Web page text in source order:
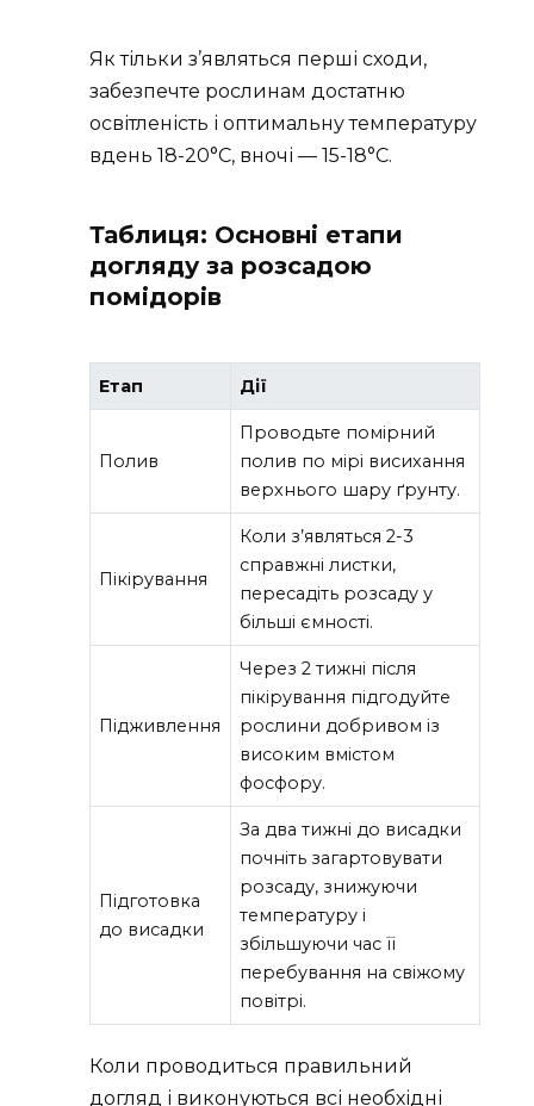
Як тільки з’являться перші сходи,
забезпечте рослинам достатню
освітленість і оптимальну температуру
вдень 18-20°C, вночі — 15-18°C.
Таблиця: Основні етапи
догляду за розсадою
помідорів
Етап Дії
Полив
Проводьте помірний
полив по мірі висихання
верхнього шару ґрунту.
Пікірування
Коли з’являться 2-3
справжні листки,
пересадіть розсаду у
більші ємності.
Підживлення
Через 2 тижні після
пікірування підгодуйте
рослини добривом із
високим вмістом
фосфору.
Підготовка
до висадки
За два тижні до висадки
почніть загартовувати
розсаду, знижуючи
температуру і
збільшуючи час її
перебування на свіжому
повітрі.
Коли проводиться правильний
догляд і виконуються всі необхідні